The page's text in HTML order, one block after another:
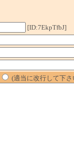
[ID:7EkpTfbJ]
(適当に改行して下